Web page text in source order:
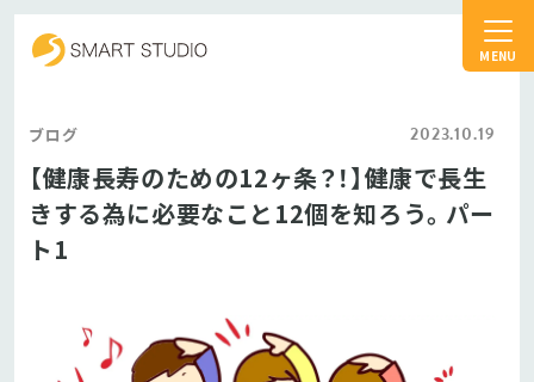
ブログ 2023.10.19
【健康長寿のための12ヶ条？！】健康で長生
きする為に必要なこと12個を知ろう。パー
ト1